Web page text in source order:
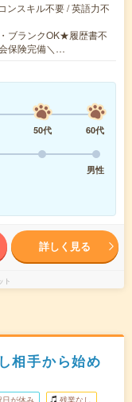
ンスキル不要 / 英語力不
ブランクOK★履歴書不
保険完備＼…
50代
60代
男性
詳しく見る
ト
相手から始め
日が休み 残業なし